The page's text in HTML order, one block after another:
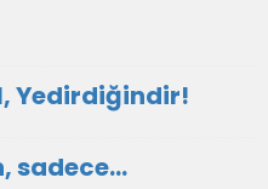
Yedirdiğindir!
sadece...